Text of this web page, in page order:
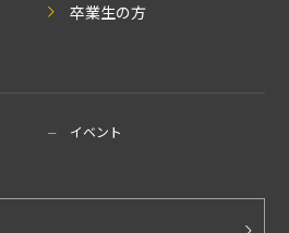
卒業生の方
イベント